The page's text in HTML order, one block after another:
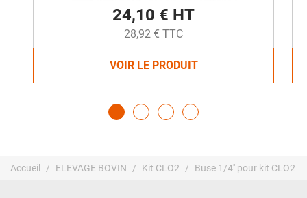
24,10 € HT
28,92 € TTC
VOIR LE PRODUIT
Accueil ELEVAGE BOVIN Kit CLO2 Buse 1/4'' pour kit CLO2